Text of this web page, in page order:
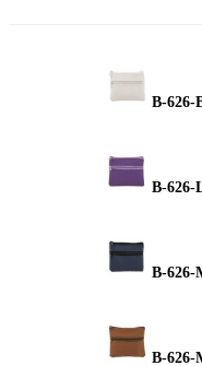
B-626-
B-626-
B-626-
B-626-